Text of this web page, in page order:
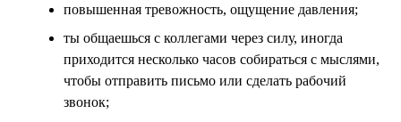
повышенная тревожность, ощущение давления;
ты общаешься с коллегами через силу, иногда
приходится несколько часов собираться с мыслями,
чтобы отправить письмо или сделать рабочий
звонок;